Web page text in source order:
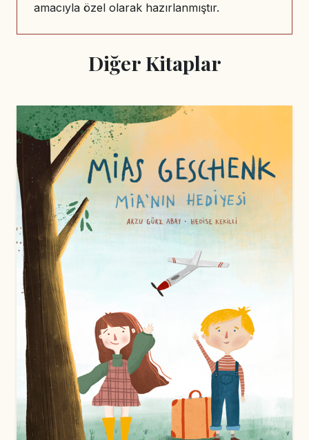
amacıyla özel olarak hazırlanmıştır.
Diğer Kitaplar